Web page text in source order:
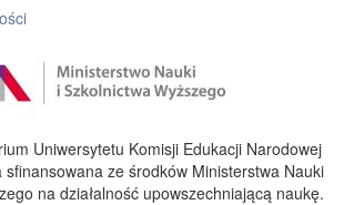
Uniwersytetu Komisji Edukacji Narodowej
sfinansowana ze środków Ministerstwa Nauki
na działalność upowszechniającą naukę.